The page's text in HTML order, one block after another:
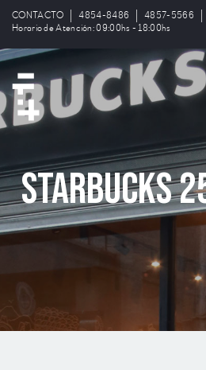
CONTACTO 4854-8486
4857-5566
Horario de Atención: 09:00hs - 18:00hs
Starbucks